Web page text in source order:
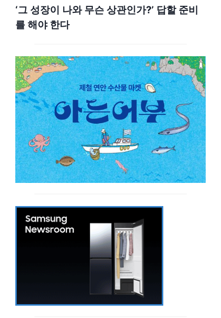
‘그 성장이 나와 무슨 상관인가?’ 답할 준비
를 해야 한다